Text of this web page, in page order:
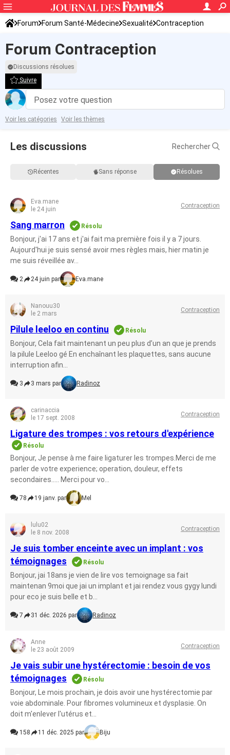
Forum Forum Santé-Médecine Sexualité Contraception
Forum Contraception
Discussions résolues
Suivre
Posez votre question
Voir les catégories Voir les thèmes
Les discussions Rechercher
Récentes Sans réponse Résolues
Eva.mane
le 24 juin
Contraception
Sang marron Résolu
Bonjour, j'ai 17 ans et j'ai fait ma première fois il y a 7 jours.
Aujourd'hui je suis sensé avoir mes règles mais, hier matin je
me suis réveillée av...
2 24 juin par Eva.mane
Nanouu30
le 2 mars
Contraception
Pilule leeloo en continu Résolu
Bonjour, Cela fait maintenant un peu plus d’un an que je prends
la pilule Leeloo gé En enchaînant les plaquettes, sans aucune
interruption afin...
3 3 mars par Radinoz
carinaccia
le 17 sept. 2008
Contraception
Ligature des trompes : vos retours d'expérience
Résolu
Bonjour, Je pense à me faire ligaturer les trompes.Merci de me
parler de votre experience; operation, douleur, effets
secondaires..... Merci pour vo...
78 19 janv. par Mel
lulu02
le 8 nov. 2008
Contraception
Je suis tomber enceinte avec un implant : vos
témoignages
Résolu
Bonjour, jai 18ans je vien de lire vos temoignage sa fait
maintenan 9moi que jai un implant et jai rendez vous gygy lundi
pour eco je suis belle et b...
7 31 déc. 2026 par Radinoz
Anne
le 23 août 2009
Contraception
Je vais subir une hystérectomie : besoin de vos
témoignages
Résolu
Bonjour, Le mois prochain, je dois avoir une hystérectomie par
voie abdominale. Pour fibromes volumineux et dysplasie. On
doit m'enlever l'utérus et...
158 11 déc. 2025 par Biju